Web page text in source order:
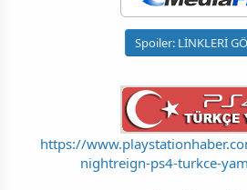
Spoiler: LİNKLERİ
https://
nightreign-ps4-turkce-